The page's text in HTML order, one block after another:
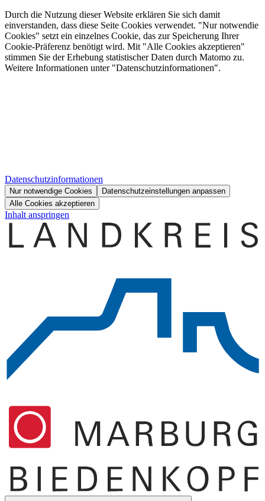
Durch die Nutzung dieser Website erklären Sie sich damit
einverstanden, dass diese Seite Cookies verwendet. "Nur notwendie
Cookies" setzt ein einzelnes Cookie, das zur Speicherung Ihrer
Cookie-Präferenz benötigt wird. Mit "Alle Cookies akzeptieren"
stimmen Sie der Erhebung statistischer Daten durch Matomo zu.
Weitere Informationen unter "Datenschutzinformationen".
Datenschutzinformationen
Nur notwendige Cookies
Datenschutzeinstellungen anpassen
Alle Cookies akzeptieren
Inhalt anspringen